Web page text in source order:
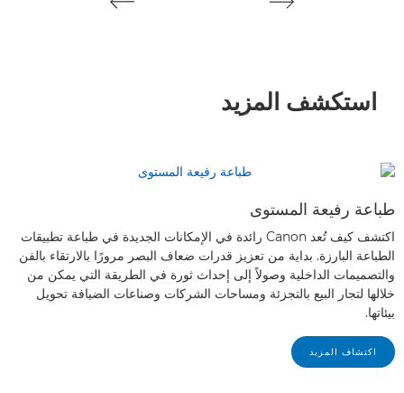
استكشف المزيد
طباعة رفيعة المستوى
اكتشف كيف تُعد Canon رائدة في الإمكانات الجديدة في طباعة تطبيقات
الطباعة البارزة. بداية من تعزيز قدرات ضعاف البصر مرورًا بالارتقاء بالفن
والتصميمات الداخلية وصولاً إلى إحداث ثورة في الطريقة التي يمكن من
خلالها لتجار البيع بالتجزئة ومساحات الشركات وصناعات الضيافة تحويل
بيئاتها.
اكتشاف المزيد